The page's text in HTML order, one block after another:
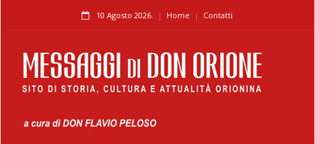
10 Agosto 2026. Home Contatti